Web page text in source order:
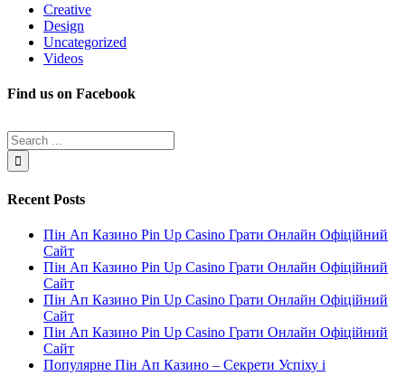
Creative
Design
Uncategorized
Videos
Find us on Facebook
Recent Posts
Пін Ап Казино Pin Up Casino Грати Онлайн Офіційний
Сайт
Пін Ап Казино Pin Up Casino Грати Онлайн Офіційний
Сайт
Пін Ап Казино Pin Up Casino Грати Онлайн Офіційний
Сайт
Пін Ап Казино Pin Up Casino Грати Онлайн Офіційний
Сайт
Популярне Пін Ап Казино – Секрети Успіху і